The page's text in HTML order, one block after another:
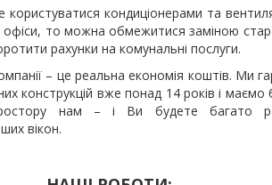
кондиціонерами та
офіси, то можна обмежитися заміною
рахунки на комунальні послуги.
– це реальна економія коштів. Ми
конструкцій вже понад 14 років і маємо
нам – і Ви будете багато
вікон.